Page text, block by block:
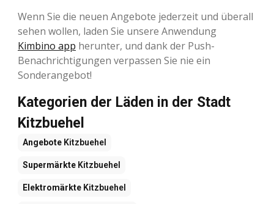
Wenn Sie die neuen Angebote jederzeit und überall
sehen wollen, laden Sie unsere Anwendung
Kimbino app herunter, und dank der Push-
Benachrichtigungen verpassen Sie nie ein
Sonderangebot!
Kategorien der Läden in der Stadt
Kitzbuehel
Angebote Kitzbuehel
Supermärkte Kitzbuehel
Elektromärkte Kitzbuehel